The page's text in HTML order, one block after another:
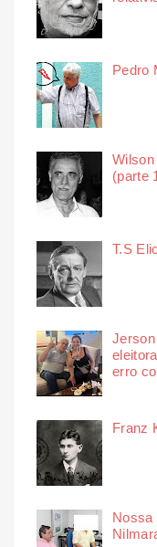
Pedro
(parte
T.S
erro
Franz
Nossa